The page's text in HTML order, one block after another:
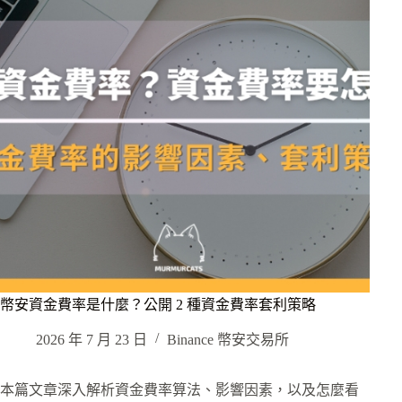
幣安資金費率是什麼？公開 2 種資金費率套利策略
2026 年 7 月 23 日 Binance 幣安交易所
本篇文章深入解析資金費率算法、影響因素，以及怎麼看